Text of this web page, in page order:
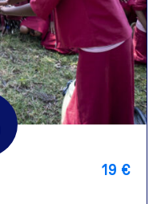
19 €